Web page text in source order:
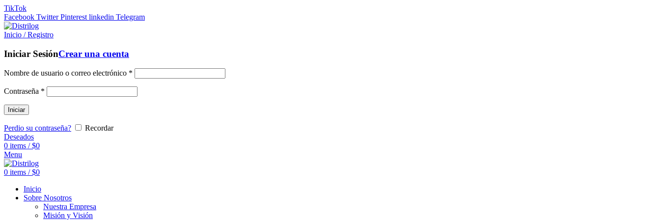
TikTok
Facebook Twitter Pinterest linkedin Telegram
Inicio / Registro
Iniciar SesiónCrear una cuenta
Nombre de usuario o correo electrónico *
Contraseña *
Iniciar
Perdio su contraseña?
Recordar
Deseados
0 items / $0
Menu
0 items / $0
Inicio
Sobre Nosotros
Nuestra Empresa
Misión y Visión